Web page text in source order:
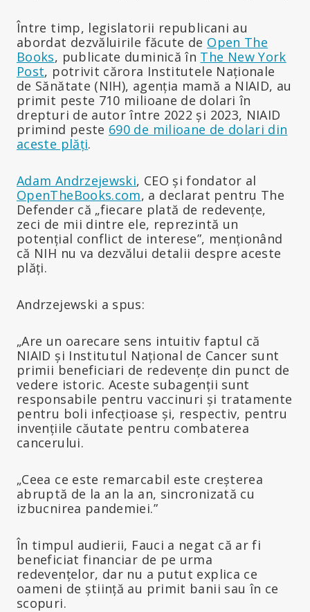
Între timp, legislatorii republicani au
abordat dezvăluirile făcute de Open The
Books, publicate duminică în The New York
Post, potrivit cărora Institutele Naționale
de Sănătate (NIH), agenția mamă a NIAID, au
primit peste 710 milioane de dolari în
drepturi de autor între 2022 și 2023, NIAID
primind peste 690 de milioane de dolari din
aceste plăți.
Adam Andrzejewski, CEO și fondator al
OpenTheBooks.com, a declarat pentru The
Defender că „fiecare plată de redevențe,
zeci de mii dintre ele, reprezintă un
potențial conflict de interese”, menționând
că NIH nu va dezvălui detalii despre aceste
plăți.
Andrzejewski a spus:
„Are un oarecare sens intuitiv faptul că
NIAID și Institutul Național de Cancer sunt
primii beneficiari de redevențe din punct de
vedere istoric. Aceste subagenții sunt
responsabile pentru vaccinuri și tratamente
pentru boli infecțioase și, respectiv, pentru
invențiile căutate pentru combaterea
cancerului.
„Ceea ce este remarcabil este creșterea
abruptă de la an la an, sincronizată cu
izbucnirea pandemiei.”
În timpul audierii, Fauci a negat că ar fi
beneficiat financiar de pe urma
redevențelor, dar nu a putut explica ce
oameni de știință au primit banii sau în ce
scopuri.